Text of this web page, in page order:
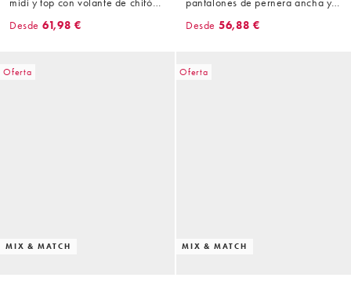
transparente efecto rugoso
Desde 61,98 €
top sin mangas con lazada
Desde 56,88 €
Oferta
MIX & MATCH
Oferta
MIX & MATCH